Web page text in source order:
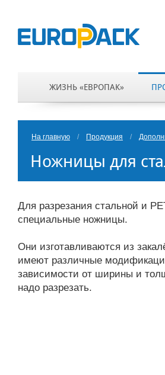
ЖИЗНЬ «ЕВРОПАК»
На главную / Продукция /
Ножницы для
Для разрезания стальной и
специальные ножницы.
Они изготавливаются из
имеют различные
зависимости от ширины и
надо разрезать.